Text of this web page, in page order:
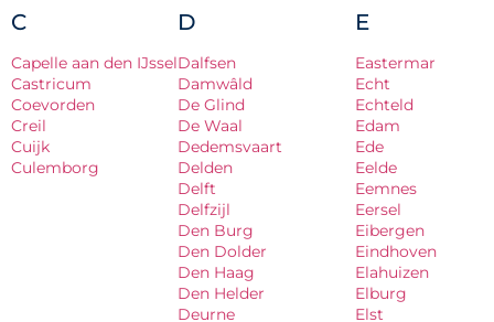
C
Capelle aan den IJssel
Castricum
Coevorden
Creil
Cuijk
Culemborg
D
Dalfsen
Damwâld
De Glind
De Waal
Dedemsvaart
Delden
Delft
Delfzijl
Den Burg
Den Dolder
Den Haag
Den Helder
Deurne
E
Eastermar
Echt
Echteld
Edam
Ede
Eelde
Eemnes
Eersel
Eibergen
Eindhoven
Elahuizen
Elburg
Elst